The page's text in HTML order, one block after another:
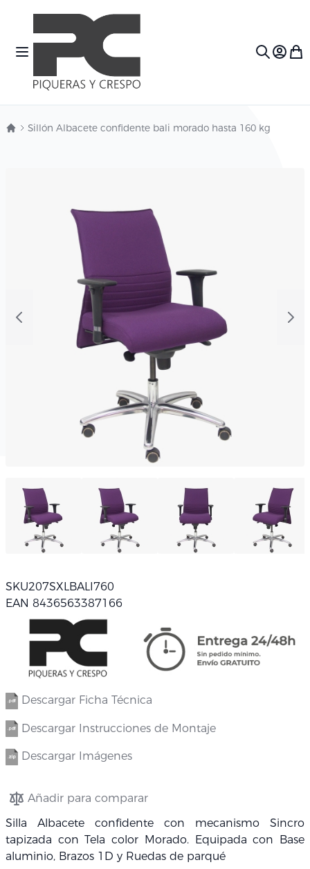
Toggle Nav Mi
Sillón Albacete confidente bali morado hasta 160 kg
SKU207SXLBALI760
EAN 8436563387166
Descargar Ficha Técnica
Descargar Instrucciones de Montaje
Descargar Imágenes
Añadir para comparar
Silla Albacete confidente con mecanismo Sincro
tapizada con Tela color Morado. Equipada con Base
aluminio, Brazos 1D y Ruedas de parqué